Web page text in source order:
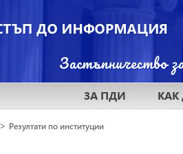
ЗА ПДИ
> Резултати по институции